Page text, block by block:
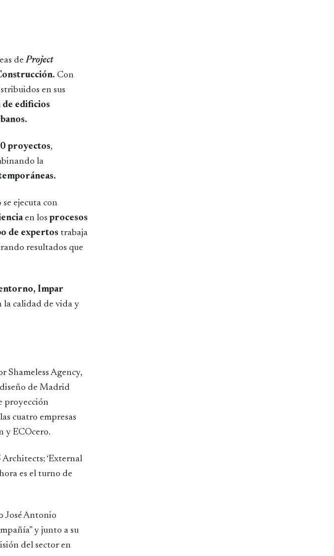
deProject
Con
en sus
edificios
proyectos,
la
ejecuta con
en losprocesos
de expertos trabaja
resultados que
Impar
la calidad de vida y
Shameless Agency,
de Madrid
proyección
cuatro empresas
y ECOcero.
Architects; ‘External
es el turno de
José Antonio
y junto a su
del sector en